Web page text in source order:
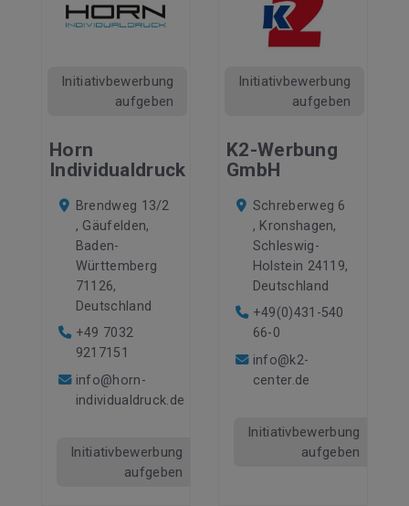
Initiativbewerbung
aufgeben
Horn
Individualdruck
Brendweg 13/2
, Gäufelden,
Baden-
Württemberg
71126,
Deutschland
+49 7032
9217151
info@horn-
individualdruck.de
Initiativbewerbung
aufgeben
Initiativbewerbung
aufgeben
K2-Werbung
GmbH
Schreberweg 6
, Kronshagen,
Schleswig-
Holstein 24119,
Deutschland
+49(0)431-540
66-0
info@k2-
center.de
Initiativbewerbung
aufgeben